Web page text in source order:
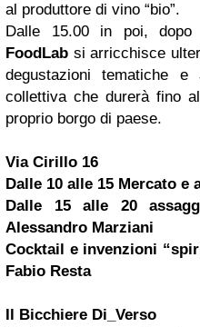
al produttore di vino “bio”.
Dalle 15.00 in poi,
FoodLab si arricchisce
degustazioni tematiche
collettiva che durerà fino
proprio borgo di paese.
Via Cirillo 16
Dalle 10 alle 15 Mercato e
Dalle 15 alle 20
Alessandro Marziani
Cocktail e invenzioni
Fabio Resta
Il Bicchiere Di_Verso